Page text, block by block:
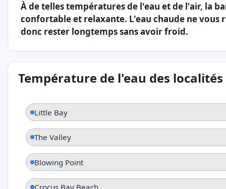
À de telles températures de l'eau et de l'air, la
confortable et relaxante. L'eau chaude ne vous
donc rester longtemps sans avoir froid.
Température de l'eau des
Little Bay
The Valley
Blowing Point